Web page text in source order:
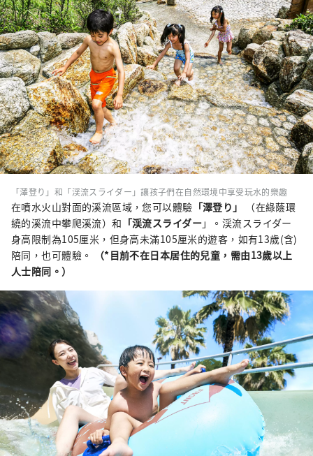
「澤登り」和「渓流スライダー」讓孩子們在自然環境中享受玩水的樂趣
在噴水火山對面的溪流區域，您可以體驗 「澤登り」
（在綠蔭環
繞的溪流中攀爬溪流）和 「渓流スライダー」。渓流スライダー
身高限制為105厘米，但身高未滿105厘米的遊客，如有13歲(含)
陪同，也可體驗。
（*目前不在日本居住的兒童，需由13歲以上
人士陪同。）